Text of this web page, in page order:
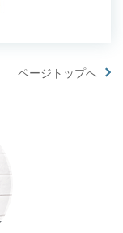
ページトップへ